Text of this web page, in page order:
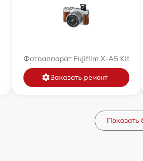
Фотоаппарат Fujifilm X-A5 Kit
Заказать ремонт
Показать